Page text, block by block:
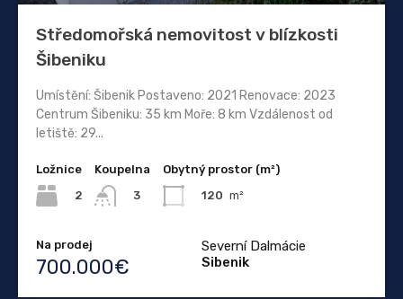
Středomořská nemovitost v blízkosti
Šibeniku
Umístění: Šibenik Postaveno: 2021 Renovace: 2023
Centrum Šibeniku: 35 km Moře: 8 km Vzdálenost od
letiště: 29...
Ložnice
2
Koupelna
3
Obytný prostor (m²)
120 m²
Na prodej
700.000€
Severní Dalmácie
Sibenik